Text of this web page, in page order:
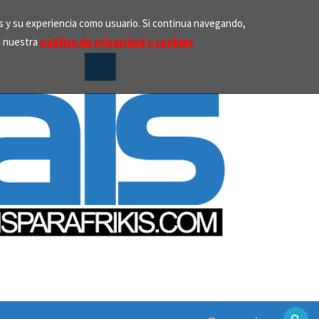
su experiencia como usuario. Si continua navegando,
nuestra política de privacidad y cookies